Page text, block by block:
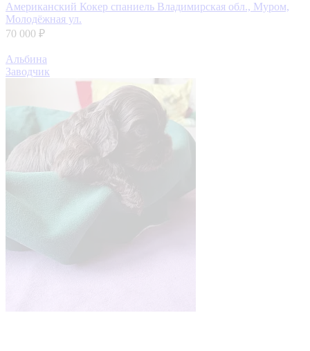
Американский Кокер спаниель Владимирская обл., Муром,
Молодёжная ул.
70 000 ₽
Альбина
Заводчик